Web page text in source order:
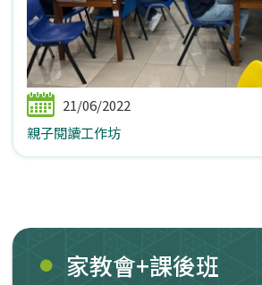
21/06/2022
親子閱讀工作坊
家教會+課後班